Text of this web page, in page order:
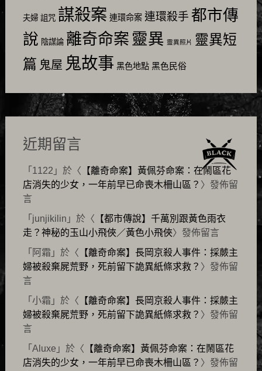
夫婦 詛咒 謀殺案 連環命案 連環殺手 都市傳
說 陰謀論 離奇命案 靈異 靈異照片 靈異短
篇 鬼屋 鬼故事 黑色地點 黑色民俗
近期留言
「 1122 」於〈 【離奇命案】黃佩芬命案：在鬧區花
店消失的少女，一年前早已命喪木柵山區？ 〉發佈留
言
「 junjikilin 」於〈 【都市傳說】千萬別跟黃色雨衣
走？神秘的玉山小飛俠／黃色小飛俠〉發佈留言
「 阿霜 」於〈 【離奇命案】長岡京殺人事件：採蕨主
婦被殺棄屍荒野，死前留下詭異紙條求救？ 〉發佈留
言
「 小霜 」於〈 【離奇命案】長岡京殺人事件：採蕨主
婦被殺棄屍荒野，死前留下詭異紙條求救？ 〉發佈留
言
「 Aluxe 」於〈 【離奇命案】黃佩芬命案：在鬧區花
店消失的少女，一年前早已命喪木柵山區？ 〉發佈留